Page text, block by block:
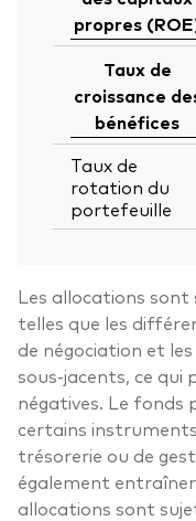
propres
Taux de
croissance
bénéfices
Taux de
rotation du
portefeuille
Les allocations sont
telles que les
de négociation et
sous-jacents, ce
négatives. Le fonds
certains
trésorerie ou de
également
allocations sont